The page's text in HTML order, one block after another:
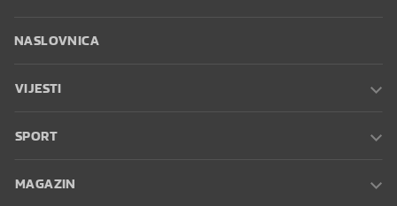
NASLOVNICA
VIJESTI
SPORT
MAGAZIN